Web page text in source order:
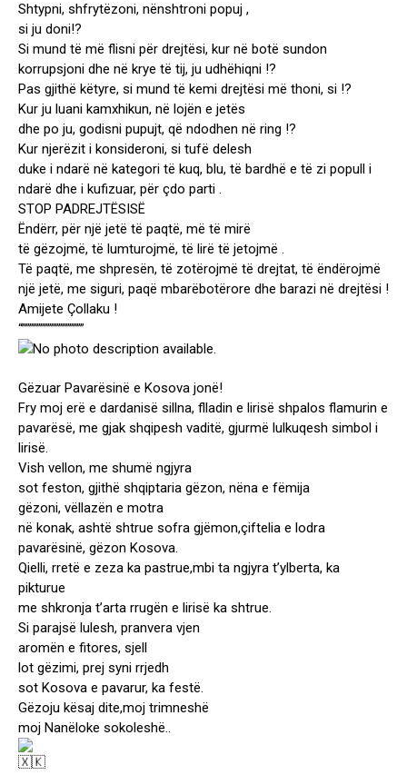
Shtypni, shfrytëzoni, nënshtroni popuj ,
si ju doni!?
Si mund të më flisni për drejtësi, kur në botë sundon
korrupsjoni dhe në krye të tij, ju udhëhiqni !?
Pas gjithë këtyre, si mund të kemi drejtësi më thoni, si !?
Kur ju luani kamxhikun, në lojën e jetës
dhe po ju, godisni pupujt, që ndodhen në ring !?
Kur njerëzit i konsideroni, si tufë delesh
duke i ndarë në kategori të kuq, blu, të bardhë e të zi popull i
ndarë dhe i kufizuar, për çdo parti .
STOP PADREJTËSISË
Ëndërr, për një jetë të paqtë, më të mirë
të gëzojmë, të lumturojmë, të lirë të jetojmë .
Të paqtë, me shpresën, të zotërojmë të drejtat, të ëndërojmë
një jetë, me siguri, paqë mbarëbotërore dhe barazi në drejtësi !
Amijete Çollaku !
“”””””””””””””””””
Gëzuar Pavarësinë e Kosova jonë!
Fry moj erë e dardanisë sillna, flladin e lirisë shpalos flamurin e
pavarësë, me gjak shqipesh vaditë, gjurmë lulkuqesh simbol i
lirisë.
Vish vellon, me shumë ngjyra
sot feston, gjithë shqiptaria gëzon, nëna e fëmija
gëzoni, vëllazën e motra
në konak, ashtë shtrue sofra gjëmon,çiftelia e lodra
pavarësinë, gëzon Kosova.
Qielli, rretë e zeza ka pastrue,mbi ta ngjyra t’ylberta, ka
pikturue
me shkronja t’arta rrugën e lirisë ka shtrue.
Si parajsë lulesh, pranvera vjen
aromën e fitores, sjell
lot gëzimi, prej syni rrjedh
sot Kosova e pavarur, ka festë.
Gëzoju kësaj dite,moj trimneshë
moj Nanëloke sokoleshë..